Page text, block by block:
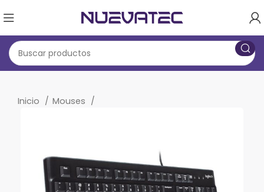
Inicio Mouses